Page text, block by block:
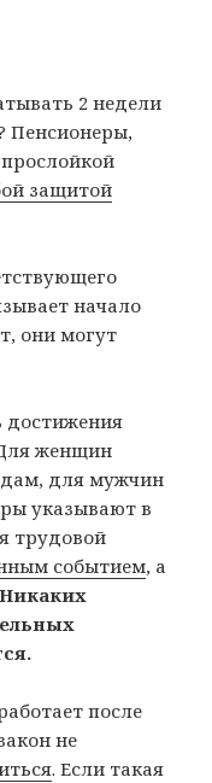
2 недели
Пенсионеры,
защитой
начало
они могут
достижения
женщин
для мужчин
указывают в
трудовой
событием, а
Никаких
после
не
. Если такая